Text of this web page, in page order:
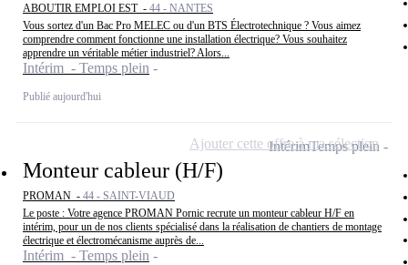
ABOUTIR EMPLOI EST - 44 - NANTES
Vous sortez d'un Bac Pro MELEC ou d'un BTS Électrotechnique ? Vous aimez
comprendre comment fonctionne une installation électrique? Vous souhaitez
apprendre un véritable métier industriel? Alors...
Intérim - Temps plein
Publié aujourd'hui
Monteur cableur (H/F)
PROMAN - 44 - SAINT-VIAUD
Le poste : Votre agence PROMAN Pornic recrute un monteur cableur H/F en
intérim, pour un de nos clients spécialisé dans la réalisation de chantiers de montage
électrique et électromécanisme auprès de...
Intérim - Temps plein
IntérimTemps plein
Ajouter cette offre à ma sélection